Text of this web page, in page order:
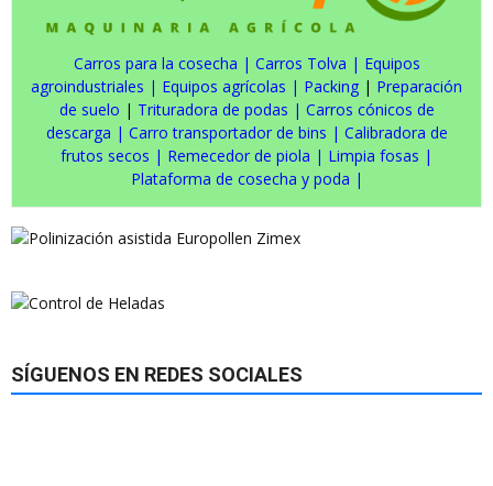
Carros para la cosecha | Carros Tolva | Equipos
agroindustriales | Equipos agrícolas | Packing | Preparación
de suelo | Trituradora de podas | Carros cónicos de
descarga | Carro transportador de bins | Calibradora de
frutos secos | Remecedor de piola | Limpia fosas |
Plataforma de cosecha y poda |
SÍGUENOS EN REDES SOCIALES